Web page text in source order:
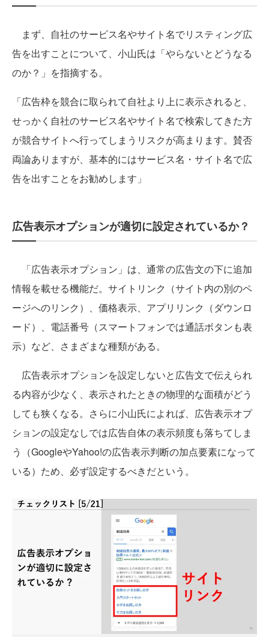
まず、自社のサービス名やサイト名でリスティング広
告を出すことについて、小山氏は「やらないとどうなる
のか？」を指摘する。
「広告枠を競合に取られて自社より上に表示されると、
せっかく自社のサービス名やサイト名で検索してきた方
が競合サイトへ行ってしまうリスクが高まります。賛否
両論ありますが、基本的にはサービス名・サイト名で広
告を出すことをお勧めします」
広告表示オプションが適切に設定されているか？
「広告表示オプション」は、通常の広告文の下に追加
情報を載せる機能だ。サイトリンク（サイト内の別のペ
ージへのリンク）、価格表示、アプリリンク（ダウンロ
ード）、電話番号（スマートフォンでは通話ボタンも表
示）など、さまざまな種類がある。
広告表示オプションを設定しないと広告文で伝えられ
る内容が少なく、表示されたときの物理的な面積がどう
しても狭くなる。さらに小山氏によれば、広告表示オプ
ションの設定なしでは広告自体の表示頻度も落ちてしま
う（GoogleやYahoo!の広告表示判断の加点要素になって
いる）ため、必ず設定するべきだという。